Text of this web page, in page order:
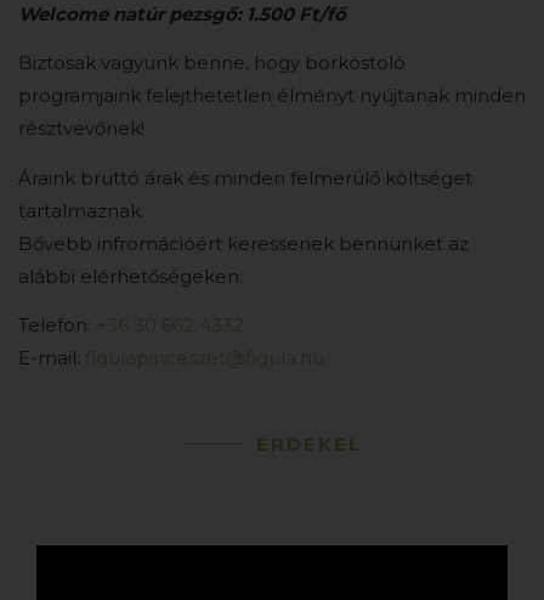
Welcome natúr pezsgő: 1.500 Ft/fő
Biztosak vagyunk benne, hogy borkóstoló
programjaink felejthetetlen élményt nyújtanak minden
résztvevőnek!
Áraink bruttó árak és minden felmerülő költséget
tartalmaznak.
Bővebb infromációért keressenek bennünket az
alábbi elérhetőségeken:
Telefon: +36 30 662 4332
E-mail: figulapinceszet@figula.hu
ÉRDEKEL